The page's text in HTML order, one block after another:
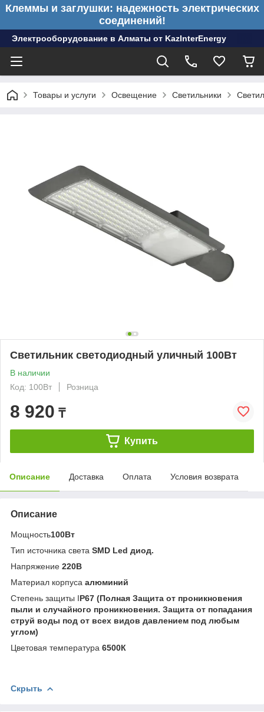
Клеммы и заглушки: надежность электрических
соединений!
Электрооборудование в Алматы от KazInterEnergy
Товары и услуги Освещение Светильники
Светильник светодиодный уличный 100Вт
В наличии
Код: 100Вт
Розница
8 920 ₸
Купить
Описание Доставка Оплата Условия возврата
Описание
Мощность100Вт
Тип источника света SMD Led диод.
Напряжение 220В
Материал корпуса алюминий
Степень защиты IP67 (Полная Защита от проникновения
пыли и случайного проникновения. Защита от попадания
струй воды под от всех видов давлением под любым
углом)
Цветовая температура 6500К
Скрыть